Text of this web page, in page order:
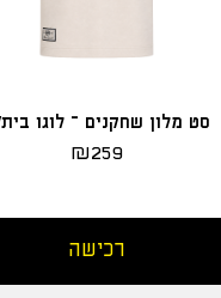
סט מלון שחקנים – לוגו
₪259
רכישה